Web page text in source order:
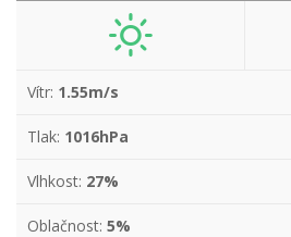
Vítr: 1.55m/s
Tlak: 1016hPa
Vlhkost: 27%
Oblačnost: 5%